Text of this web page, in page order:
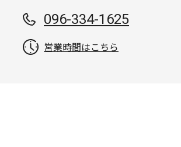
096-334-1625
営業時間はこちら